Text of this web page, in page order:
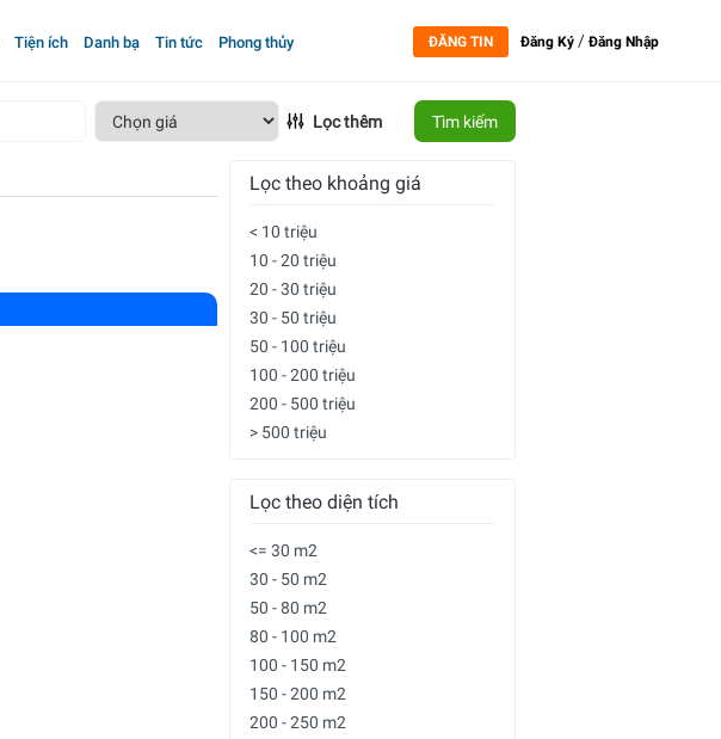
Tiện ích Danh bạ Tin tức Phong thủy ĐĂNG TIN Đăng Ký /Đăng Nhập
Lọc thêm Tìm kiếm
Lọc theo khoảng giá
< 10 triệu
10 - 20 triệu
20 - 30 triệu
30 - 50 triệu
50 - 100 triệu
100 - 200 triệu
200 - 500 triệu
> 500 triệu
Lọc theo diện tích
<= 30 m2
30 - 50 m2
50 - 80 m2
80 - 100 m2
100 - 150 m2
150 - 200 m2
200 - 250 m2